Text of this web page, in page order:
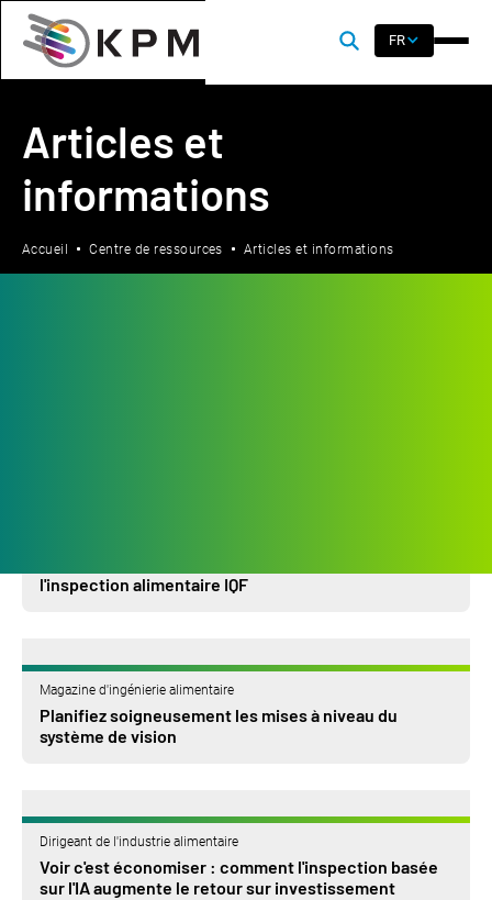
FR
Articles et
informations
Accueil Centre de ressources Articles et informations
l'inspection alimentaire IQF
Magazine d'ingénierie alimentaire
Planifiez soigneusement les mises à niveau du
système de vision
Dirigeant de l'industrie alimentaire
Voir c'est économiser : comment l'inspection basée
sur l'IA augmente le retour sur investissement